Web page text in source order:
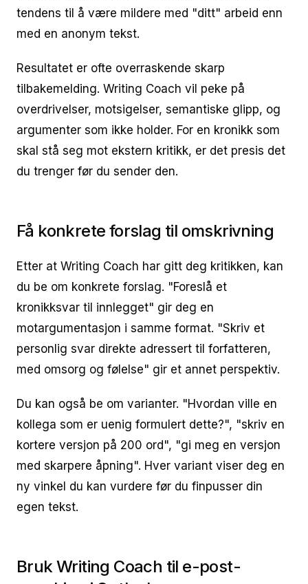
tendens til å være mildere med "ditt" arbeid enn
med en anonym tekst.
Resultatet er ofte overraskende skarp
tilbakemelding. Writing Coach vil peke på
overdrivelser, motsigelser, semantiske glipp, og
argumenter som ikke holder. For en kronikk som
skal stå seg mot ekstern kritikk, er det presis det
du trenger før du sender den.
Få konkrete forslag til omskrivning
Etter at Writing Coach har gitt deg kritikken, kan
du be om konkrete forslag. "Foreslå et
kronikksvar til innlegget" gir deg en
motargumentasjon i samme format. "Skriv et
personlig svar direkte adressert til forfatteren,
med omsorg og følelse" gir et annet perspektiv.
Du kan også be om varianter. "Hvordan ville en
kollega som er uenig formulert dette?", "skriv en
kortere versjon på 200 ord", "gi meg en versjon
med skarpere åpning". Hver variant viser deg en
ny vinkel du kan vurdere før du finpusser din
egen tekst.
Bruk Writing Coach til e-post-